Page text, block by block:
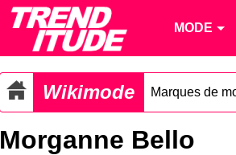
MODE
Wikimode Marques de
Morganne Bello